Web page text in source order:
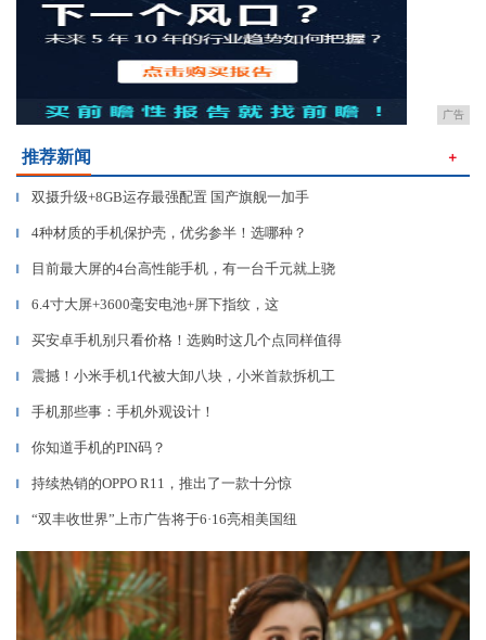
广告
推荐新闻 ＋
▎ 双摄升级+8GB运存最强配置 国产旗舰一加手
▎ 4种材质的手机保护壳，优劣参半！选哪种？
▎ 目前最大屏的4台高性能手机，有一台千元就上骁
▎ 6.4寸大屏+3600毫安电池+屏下指纹，这
▎ 买安卓手机别只看价格！选购时这几个点同样值得
▎ 震撼！小米手机1代被大卸八块，小米首款拆机工
▎ 手机那些事：手机外观设计！
▎ 你知道手机的PIN码？
▎ 持续热销的OPPO R11，推出了一款十分惊
▎ “双丰收世界”上市广告将于6·16亮相美国纽